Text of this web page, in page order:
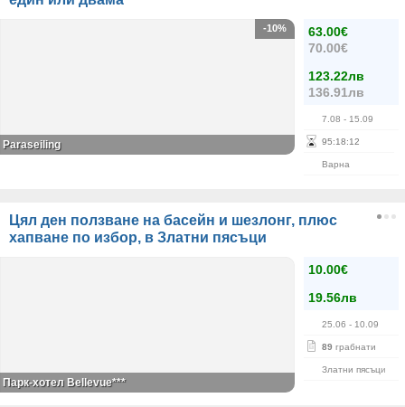
63.00€
70.00€
123.22лв
136.91лв
7.08 - 15.09
95:18:11
Варна
-10%
Paraseiling
Цял ден ползване на басейн и шезлонг, плюс
хапване по избор, в Златни пясъци
10.00€
19.56лв
25.06 - 10.09
89 грабнати
Златни пясъци
Парк-хотел Bellevue***